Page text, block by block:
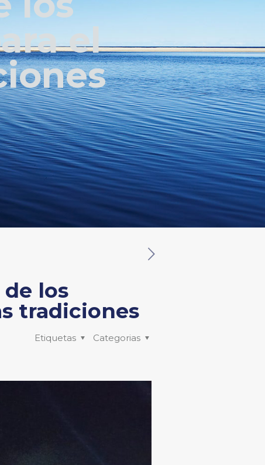
el
los
tradiciones
Categorias
Etiquetas